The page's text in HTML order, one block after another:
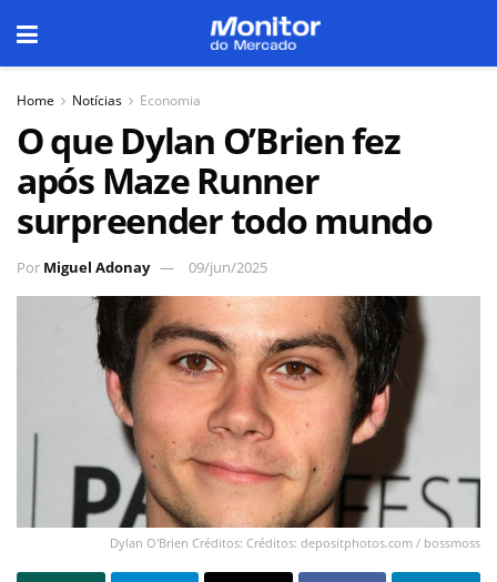
Home Notícias Economia
O que Dylan O’Brien fez
após Maze Runner
surpreender todo mundo
Por Miguel Adonay 09/jun/2025
Dylan O'Brien Créditos: Créditos: depositphotos.com / bossmoss